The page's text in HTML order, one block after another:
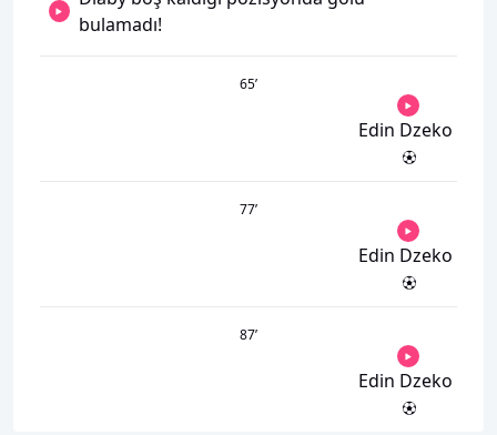
bulamadı!
65’
Edin Dzeko
77’
Edin Dzeko
87’
Edin Dzeko